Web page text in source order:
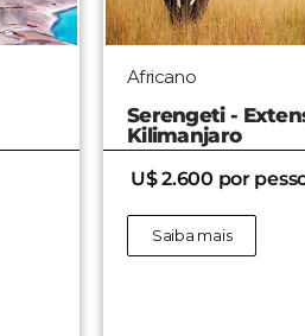
América do Sul
Gigantes Andinos
U$ 5.600
Saiba mais